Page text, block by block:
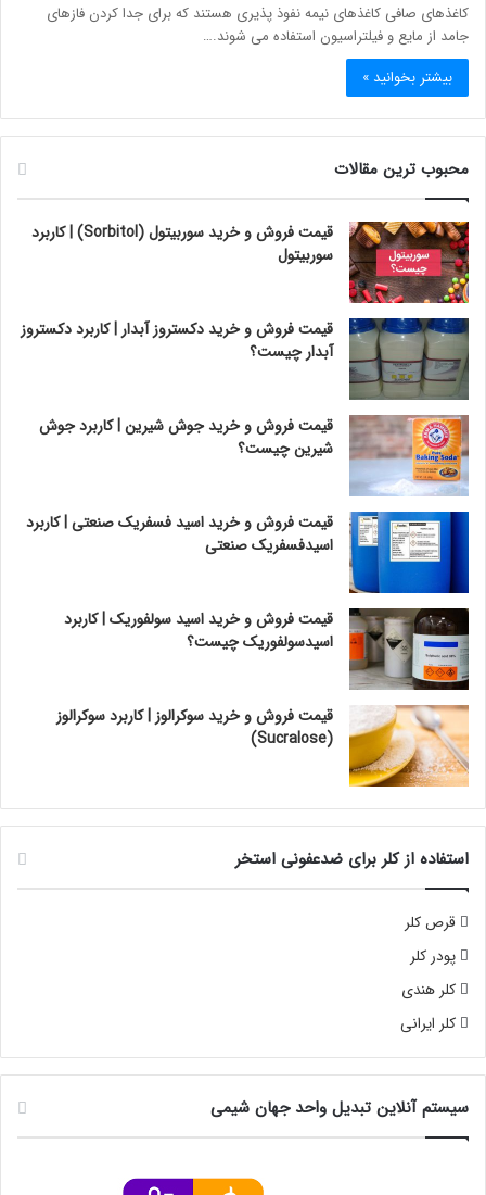
کاغذهای صافی کاغذهای نیمه نفوذ پذیری هستند که برای جدا کردن فازهای
جامد از مایع و فیلتراسیون استفاده می شوند.…
بیشتر بخوانید »
محبوب ترین مقالات
قیمت فروش و خرید سوربیتول (Sorbitol) | کاربرد
سوربیتول
قیمت فروش و خرید دکستروز آبدار | کاربرد دکستروز
آبدار چیست؟
قیمت فروش و خرید جوش شیرین | کاربرد جوش
شیرین چیست؟
قیمت فروش و خرید اسید فسفریک صنعتی | کاربرد
اسیدفسفریک صنعتی
قیمت فروش و خرید اسید سولفوریک | کاربرد
اسیدسولفوریک چیست؟
قیمت فروش و خرید سوکرالوز | کاربرد سوکرالوز
(Sucralose)
استفاده از کلر برای ضدعفونی استخر
قرص کلر
پودر کلر
کلر هندی
کلر ایرانی
سیستم آنلاین تبدیل واحد جهان شیمی